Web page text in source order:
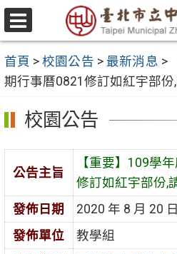
跳
至
要
內
容
區
選
單
首頁 >校園公告 > 最新消息 >
期行事曆0821修訂如紅宇部份
校園公告
公告主旨
【重要】109學
修訂如紅宇部份,
發佈日期
2020 年 8 月 20 日
發佈單位
教學組